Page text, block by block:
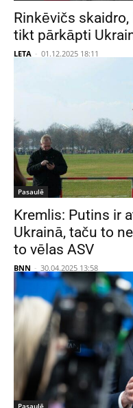
Rinkēvičs
tikt pārkāpti
LETA - 01.12.2025 18:11
Pasaulē
Kremlis: Putins ir
Ukrainā, taču to
to vēlas ASV
BNN - 30.04.2025 13:58
Pasaulē